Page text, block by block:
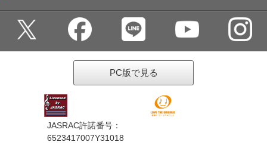
PC版で見る
JASRAC許諾番号：
6523417007Y31018